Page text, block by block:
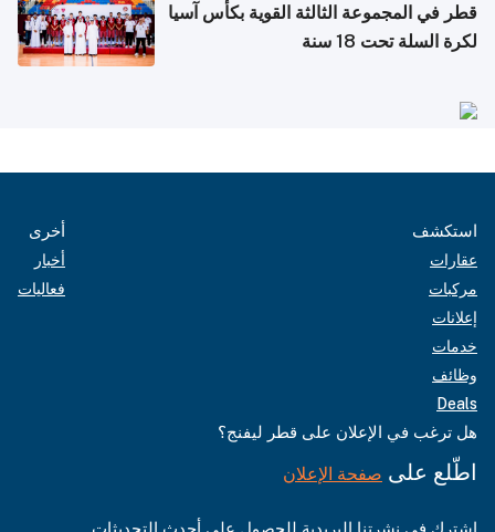
قطر في المجموعة الثالثة القوية بكأس آسيا
لكرة السلة تحت 18 سنة
استكشف
عقارات
مركبات
إعلانات
خدمات
وظائف
Deals
أخرى
أخبار
فعاليات
هل ترغب في الإعلان على قطر ليفنج؟
اطّلع على صفحة الإعلان
اشترك في نشرتنا البريدية للحصول على أحدث التحديثات